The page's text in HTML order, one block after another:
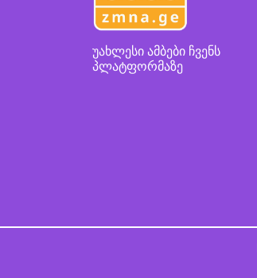
უახლესი ამბები ჩვენს
პლატფორმაზე